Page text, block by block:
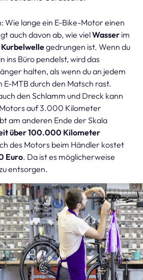
Wie lange ein E-Bike-Motor einen
auch davon ab, wie vielWasser im
Kurbelwellegedrungen ist. Wenn du
ins Büro pendelst, wird das
halten, als wenn du an jedem
MTB durch den Matsch rast.
den Schlamm und Dreck kann
auf 3.000 Kilometer
am anderen Ende der Skala
über 100.000 Kilometer
des Motors beim Händler kostet
Euro. Da ist es möglicherweise
entsorgen.